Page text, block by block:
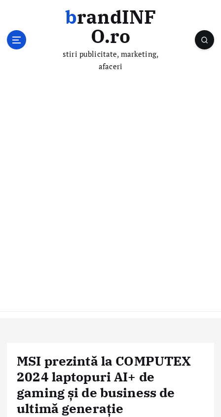
brandINF
O.ro
stiri publicitate, marketing,
afaceri
MSI prezintă la COMPUTEX
2024 laptopuri AI+ de
gaming și de business de
ultimă generație